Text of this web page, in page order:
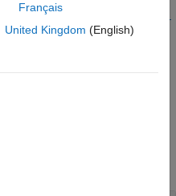
decimalYear
'Custom',fi
定義されたWorld Magnetic
形式である必要があります。
Français
United Kingdom (English)